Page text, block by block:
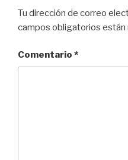
Tu dirección de correo
campos obligatorios están
Comentario *